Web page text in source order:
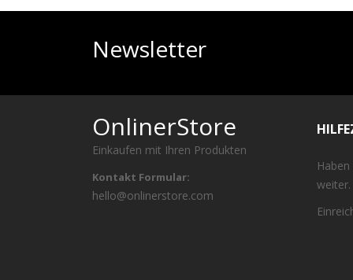
Newsletter
OnlinerStore
Einkaufen mit Ihren Produkten
Kontakt Formular:
hello@onlinerstore.com
weiter.